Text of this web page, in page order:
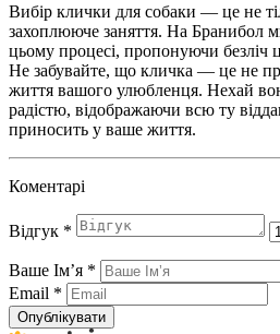
Вибір клички для собаки — це не
захоплююче заняття. На Бранибол
цьому процесі, пропонуючи безліч
Не забувайте, що кличка — це не
життя вашого улюбленця. Нехай
радістю, відображаючи всю ту
приносить у ваше життя.
Коментарі
Відгук *
Ваше Імʼя *
Email *
Опублікувати